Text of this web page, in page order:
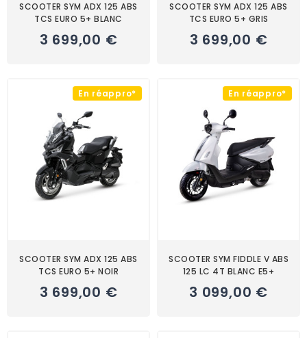
SCOOTER SYM ADX 125 ABS
TCS EURO 5+ BLANC
3 699,00 €
SCOOTER SYM ADX 125 ABS
TCS EURO 5+ GRIS
3 699,00 €
En réappro*
SCOOTER SYM ADX 125 ABS
TCS EURO 5+ NOIR
3 699,00 €
En réappro*
SCOOTER SYM FIDDLE V ABS
125 LC 4T BLANC E5+
3 099,00 €